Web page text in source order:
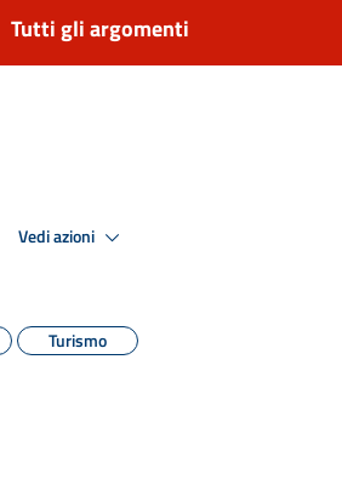
Tutti gli argomenti
Vedi azioni
Turismo